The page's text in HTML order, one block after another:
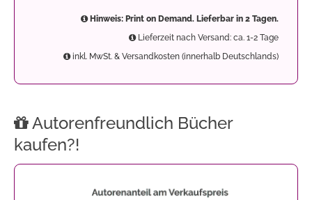
Hinweis: Print on Demand. Lieferbar in 2 Tagen.
Lieferzeit nach Versand: ca. 1-2 Tage
inkl. MwSt. & Versandkosten (innerhalb Deutschlands)
Autorenfreundlich Bücher
kaufen?!